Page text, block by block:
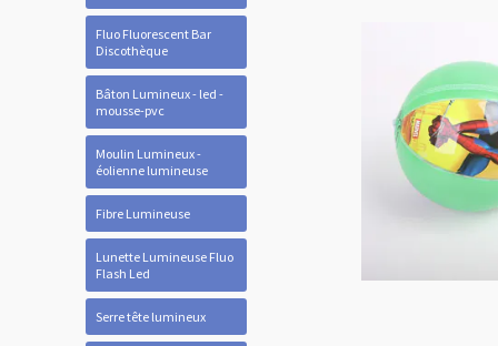
Fluo Fluorescent Bar
Discothèque
Bâton Lumineux - led -
mousse-pvc
Moulin Lumineux -
éolienne lumineuse
Fibre Lumineuse
Lunette Lumineuse Fluo
Flash Led
Serre tête lumineux